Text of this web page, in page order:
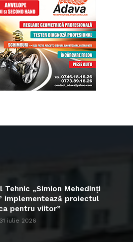
Tehnic „Simion Mehedinți
implementează proiectul
pentru viitor”
31 iulie 2026